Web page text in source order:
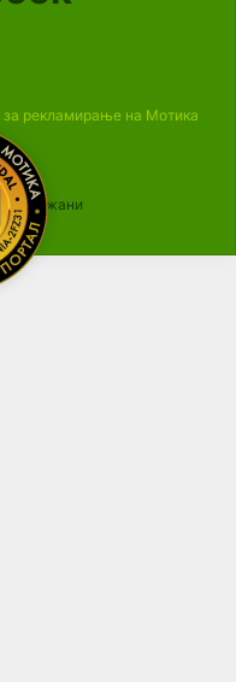
за рекламирање на Мотика
задржани